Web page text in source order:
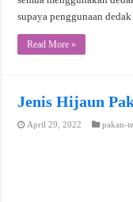
supaya penggunaan
Read More »
Jenis Hijaun
April 29, 2022 pakan-